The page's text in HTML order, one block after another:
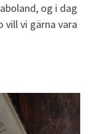
og i dag
vill vi gärna vara